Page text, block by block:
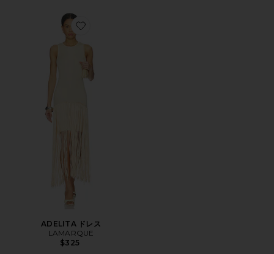
Favorite ADELITA ドレス
ADELITA ドレス
LAMARQUE
$325